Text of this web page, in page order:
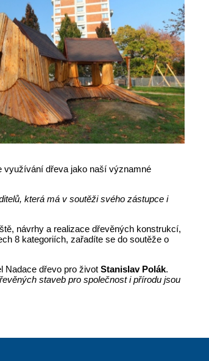
využívání dřeva jako naší významné
která má v soutěži svého zástupce i
návrhy a realizace dřevěných konstrukcí,
8 kategoriích, zařadíte se do soutěže o
Nadace dřevo pro životStanislav Polák.
staveb pro společnost i přírodu jsou